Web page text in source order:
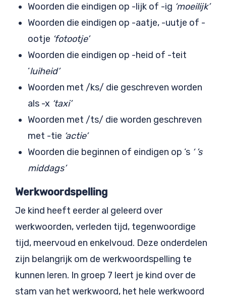
Woorden die eindigen op -lijk of -ig ‘moeilijk’
Woorden die eindigen op -aatje, -uutje of -
ootje ‘fotootje’
Woorden die eindigen op -heid of -teit
‘luiheid’
Woorden met /ks/ die geschreven worden
als -x ‘taxi’
Woorden met /ts/ die worden geschreven
met -tie ‘actie’
Woorden die beginnen of eindigen op ‘s ‘ ’s
middags’
Werkwoordspelling
Je kind heeft eerder al geleerd over
werkwoorden, verleden tijd, tegenwoordige
tijd, meervoud en enkelvoud. Deze onderdelen
zijn belangrijk om de werkwoordspelling te
kunnen leren. In groep 7 leert je kind over de
stam van het werkwoord, het hele werkwoord